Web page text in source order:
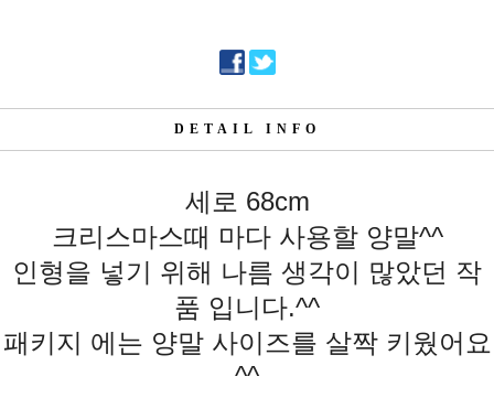
DETAIL INFO
세로 68cm
크리스마스때 마다 사용할 양말^^
인형을 넣기 위해 나름 생각이 많았던 작
품 입니다.^^
패키지 에는 양말 사이즈를 살짝 키웠어요
^^